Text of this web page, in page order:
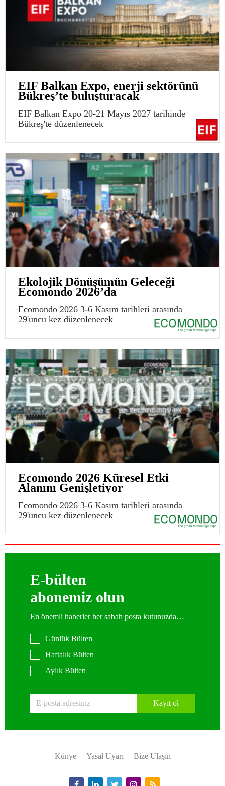
EIF Balkan Expo, enerji sektörünü
Bükreş’te buluşturacak
EIF Balkan Expo 20-21 Mayıs 2027 tarihinde
Bükreş'te düzenlenecek
Ekolojik Dönüşümün Geleceği
Ecomondo 2026’da
Ecomondo 2026 3-6 Kasım tarihleri arasında
29'uncu kez düzenlenecek
Ecomondo 2026 Küresel Etki
Alanını Genişletiyor
Ecomondo 2026 3-6 Kasım tarihleri arasında
29'uncu kez düzenlenecek
E-bülten
abonemiz olun
En önemli haberler her sabah posta kutunuzda…
Günlük Bülten
Haftalık Bülten
Aylık Bülten
Kayıt ol
Künye Yasal Uyarı Bize Ulaşın